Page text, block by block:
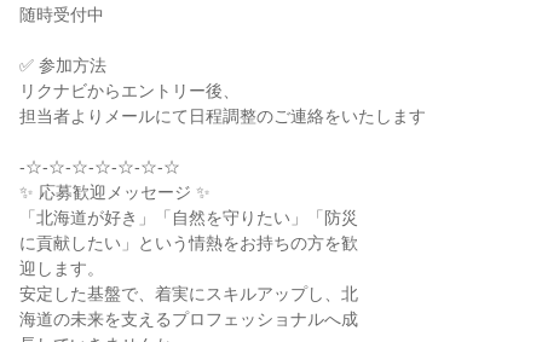
随時受付中
✅ 参加方法
リクナビからエントリー後、
担当者よりメールにて日程調整のご連絡をいたします
-☆-☆-☆-☆-☆-☆-☆
✨ 応募歓迎メッセージ ✨
「北海道が好き」「自然を守りたい」「防災
に貢献したい」という情熱をお持ちの方を歓
迎します。
安定した基盤で、着実にスキルアップし、北
海道の未来を支えるプロフェッショナルへ成